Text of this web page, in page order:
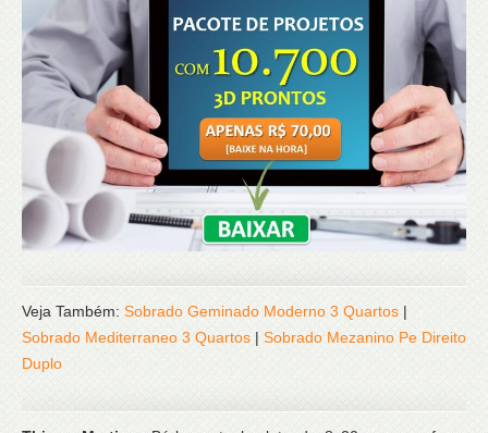
Veja Também: Sobrado Geminado Moderno 3 Quartos |
Sobrado Mediterraneo 3 Quartos| Sobrado Mezanino Pe Direito
Duplo